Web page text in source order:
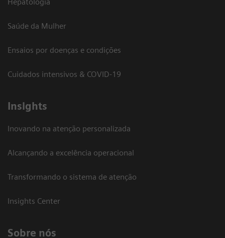
Saúde da Mulher
Ensaios por doenças e condições
Cuidados intensivos & COVID-19
Insights
Inovando na atenção personalizada
Alcançando a excelência operacional
Transformando o sistema de atenção
Insights Center
Sobre nós